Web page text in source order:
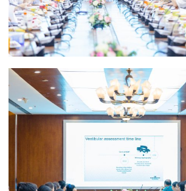
quan trọng và có giá trị đã được các
bác sĩ trình bày:
– Ứng dụng VNG trong chẩn đoán rối
bằng – PGS.TS.Lê Minh Kỳ – Phụ trách
môn khoa Tai Mũi Họng – Bệnh viện
Tâm Anh; Giảng viên cao cấp bộ môn
Họng – Trường Đại học Y Dược – Đại
gia Hà Nội;